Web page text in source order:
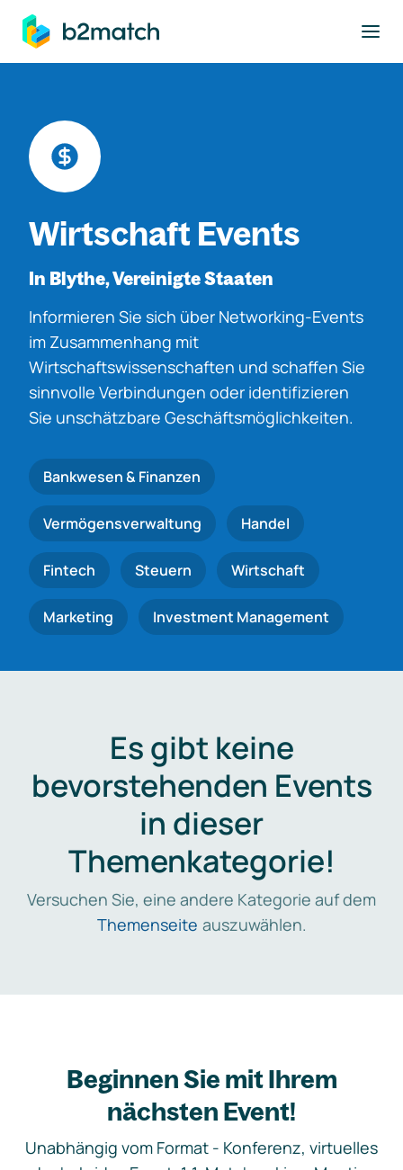
springen
Wirtschaft Events
In Blythe, Vereinigte Staaten
Informieren Sie sich über Networking-Events
im Zusammenhang mit
Wirtschaftswissenschaften und schaffen Sie
sinnvolle Verbindungen oder identifizieren
Sie unschätzbare Geschäftsmöglichkeiten.
Bankwesen & Finanzen
Vermögensverwaltung Handel
Fintech Steuern Wirtschaft
Marketing Investment Management
Es gibt keine
bevorstehenden Events
in dieser
Themenkategorie!
Versuchen Sie, eine andere Kategorie auf dem
Themenseite auszuwählen.
Beginnen Sie mit Ihrem
nächsten Event!
Unabhängig vom Format - Konferenz, virtuelles